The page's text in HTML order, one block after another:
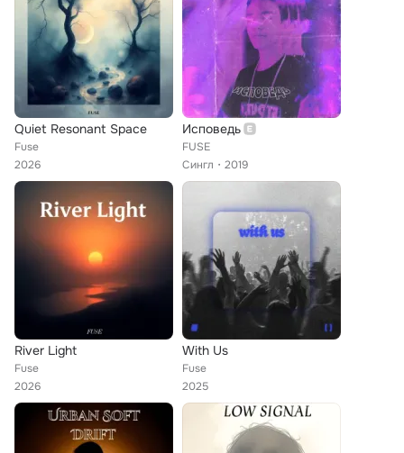
Quiet Resonant Space
Fuse
2026
Исповедь
FUSE
Сингл
2019
River Light
Fuse
2026
With Us
Fuse
2025